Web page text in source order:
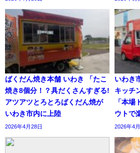
ばくだん焼き本舗 いわき 「たこ
焼き8個分！？具だくさんすぎる!
アツアツとろとろばくだん焼が
いわき市内に上陸
2026年4月28日
いわき
キッチ
「本場
ウトで
2026年4